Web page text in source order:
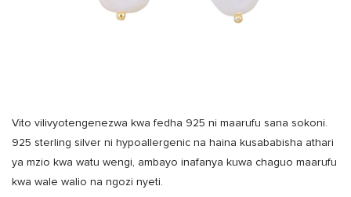
Vito vilivyotengenezwa kwa fedha 925 ni maarufu sana sokoni.
925 sterling silver ni hypoallergenic na haina kusababisha athari
ya mzio kwa watu wengi, ambayo inafanya kuwa chaguo maarufu
kwa wale walio na ngozi nyeti.